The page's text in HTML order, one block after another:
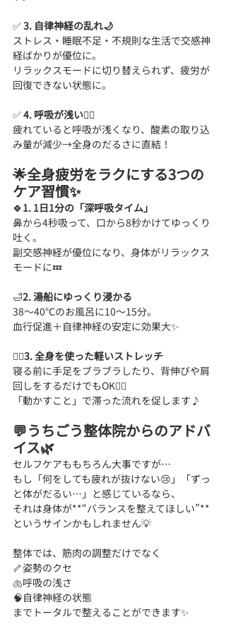
✅ 3. 自律神経の乱れ🌙
ストレス・睡眠不足・不規則な生活で交感神
経ばかりが優位に。
リラックスモードに切り替えられず、疲労が
回復できない状態に。
✅ 4. 呼吸が浅い😮‍💨
疲れていると呼吸が浅くなり、酸素の取り込
み量が減少→全身のだるさに直結！
🌟全身疲労をラクにする3つの
ケア習慣✨
🍀1. 1日1分の「深呼吸タイム」
鼻から4秒吸って、口から8秒かけてゆっくり
吐く。
副交感神経が優位になり、身体がリラックス
モードに💤
🛁2. 湯船にゆっくり浸かる
38〜40℃のお風呂に10〜15分。
血行促進＋自律神経の安定に効果大✨
🧘‍♀️3. 全身を使った軽いストレッチ
寝る前に手足をブラブラしたり、背伸びや肩
回しをするだけでもOK🙆‍♀️
「動かすこと」で滞った流れを促します♪
💬うちごう整体院からのアドバ
イス🌿
セルフケアももちろん大事ですが…
もし「何をしても疲れが抜けない😢」「ずっ
と体がだるい…」と感じているなら、
それは身体が**“バランスを整えてほしい”**
というサインかもしれません💡
整体では、筋肉の調整だけでなく
🦴姿勢のクセ
🫁呼吸の浅さ
🧠自律神経の状態
までトータルで整えることができます✨